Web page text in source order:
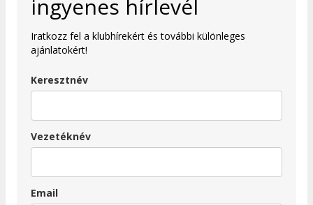
ingyenes hírlevél
Iratkozz fel a klubhírekért és további különleges
ajánlatokért!
Keresztnév
Vezetéknév
Email